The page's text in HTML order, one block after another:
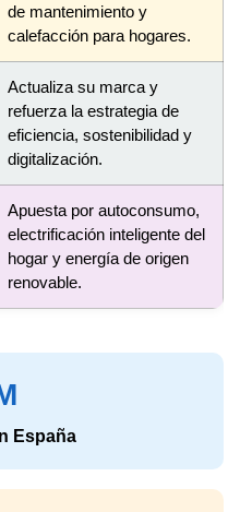
de mantenimiento y
calefacción para hogares.
Actualiza su marca y
refuerza la estrategia de
eficiencia, sostenibilidad y
digitalización.
Apuesta por autoconsumo,
electrificación inteligente del
hogar y energía de origen
renovable.
España